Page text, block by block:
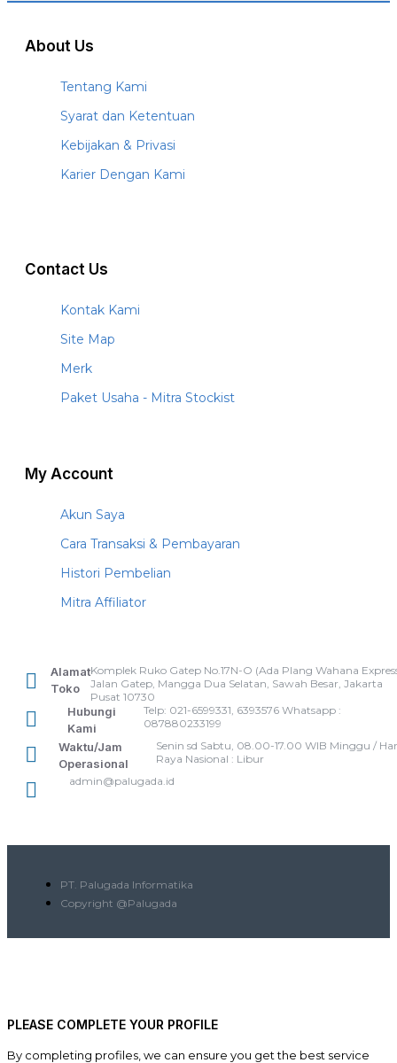
About Us
Tentang Kami
Syarat dan Ketentuan
Kebijakan & Privasi
Karier Dengan Kami
Contact Us
Kontak Kami
Site Map
Merk
Paket Usaha - Mitra Stockist
My Account
Akun Saya
Cara Transaksi & Pembayaran
Histori Pembelian
Mitra Affiliator
Alamat
Toko
Komplek Ruko Gatep No.17N-O (Ada Plang Wahana
Jalan Gatep, Mangga Dua Selatan, Sawah Besar, Jakarta
Pusat 10730
Hubungi
Kami
Telp: 021-6599331, 6393576 Whatsapp :
087880233199
Waktu/Jam
Operasional
Senin sd Sabtu, 08.00-17.00 WIB Minggu /
Raya Nasional : Libur
admin@palugada.id
PT. Palugada Informatika
Copyright @Palugada
PLEASE COMPLETE YOUR PROFILE
By completing profiles, we can ensure you get the best service